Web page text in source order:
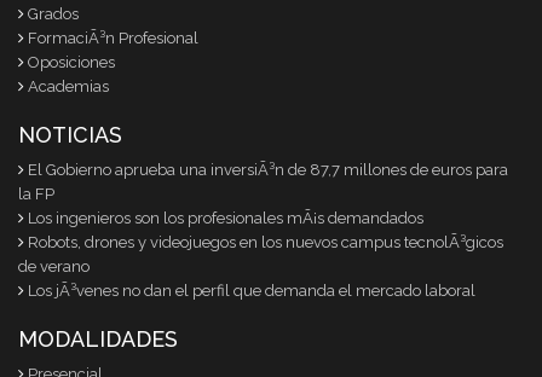
Grados
FormaciÃ³n Profesional
Oposiciones
Academias
NOTICIAS
El Gobierno aprueba una inversiÃ³n de 87,7 millones de euros para
la FP
Los ingenieros son los profesionales mÃ¡s demandados
Robots, drones y videojuegos en los nuevos campus tecnolÃ³gicos
de verano
Los jÃ³venes no dan el perfil que demanda el mercado laboral
MODALIDADES